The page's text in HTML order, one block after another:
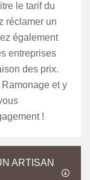
le tarif du
réclamer un
également
entreprises
des prix.
et y
!
ARTISAN